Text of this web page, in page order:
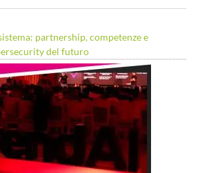
partnership, competenze e
del futuro